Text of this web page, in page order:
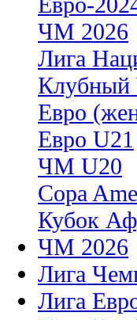
ЧМ 2026
Лига
Клубный
Евро
Евро U21
ЧМ U20
Copa
Кубок
ЧМ 2026
Лига
Лига